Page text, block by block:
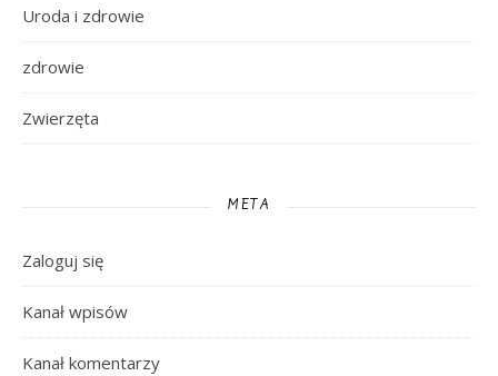
Uroda i zdrowie
zdrowie
Zwierzęta
META
Zaloguj się
Kanał wpisów
Kanał komentarzy